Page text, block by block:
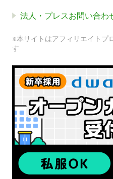
法人・プレスお問い合わ
※本サイトはアフィリエイトプ
す